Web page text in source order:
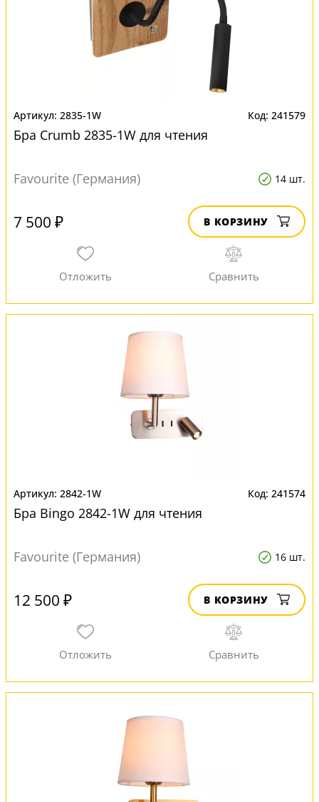
2835-1W 241579
Бра Crumb 2835-1W для чтения
Favourite (Германия) 14 шт.
7 500 ₽ В КОРЗИНУ
2842-1W 241574
Бра Bingo 2842-1W для чтения
Favourite (Германия) 16 шт.
12 500 ₽ В КОРЗИНУ